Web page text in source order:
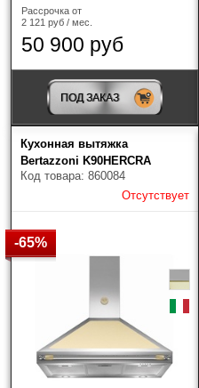
110 см(1)
Цвет ?
Производительность (м3/час)
Кол-во скоростей
Страна-производитель
Популярное
Рассрочка от
2 121 руб / мес.
50 900 руб
ПОД ЗАКАЗ
Кухонная вытяжка
Bertazzoni K90HERCRA
Код товара: 860084
Отсутствует
-65%